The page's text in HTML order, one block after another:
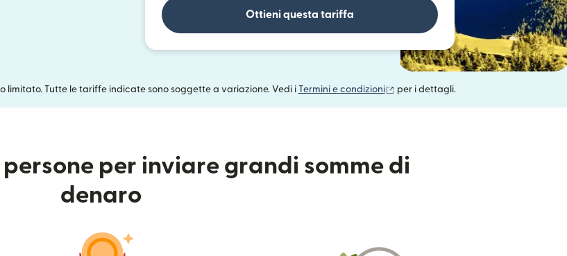
Ottieni questa tariffa
limitato. Tutte le tariffe indicate sono soggette a variazione. Vedi i Termini e condizioni (si apre in una nuova finestra)
per i dettagli.
per inviare grandi somme di
denaro